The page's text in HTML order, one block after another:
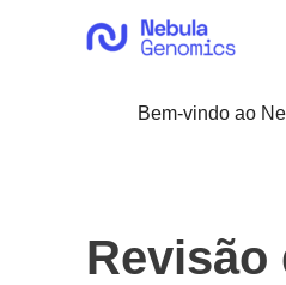
Bem-vindo ao
Revisão